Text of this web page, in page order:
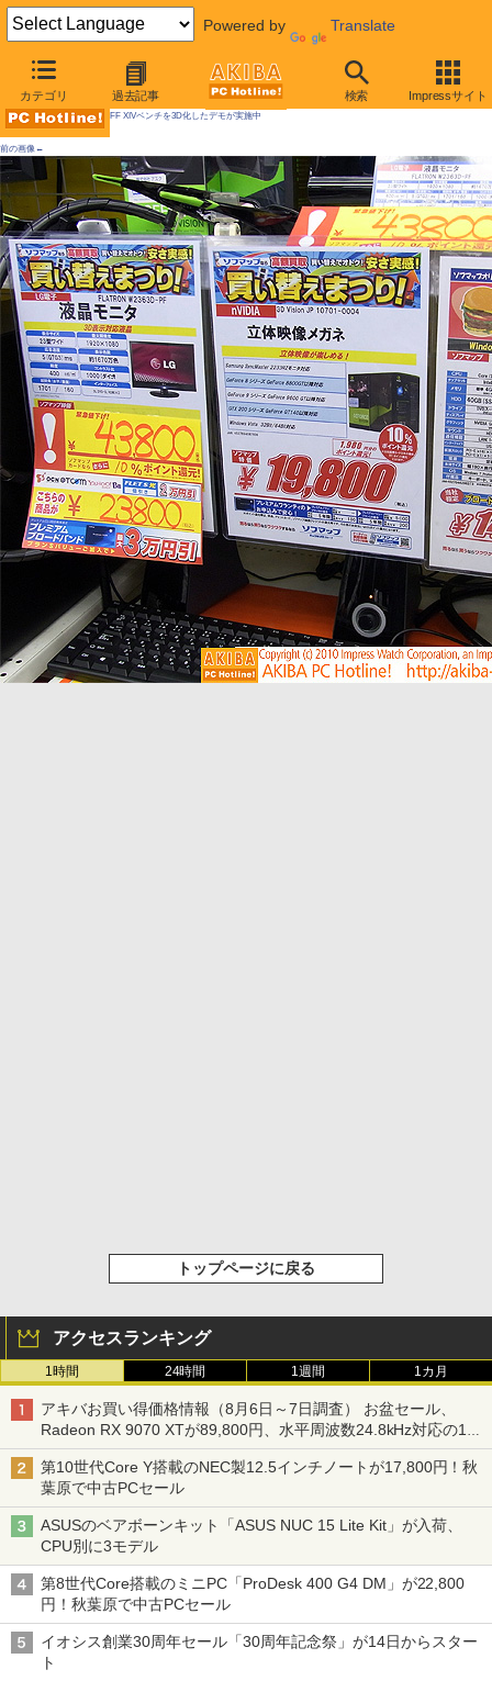
Powered by Translate
カテゴリ 過去記事 検索 Impressサイト
AKIBA PC Hotline! 2010年6月26日号
FF XIVベンチを3D化したデモが実施中
前の画像←
トップページに戻る
アクセスランキング
1時間 24時間 1週間 1カ月
アキバお買い得価格情報（8月6日～7日調査） お盆セール、
Radeon RX 9070 XTが89,800円、水平周波数24.8kHz対応の17
型モニターが9,801円、暑さ指数連動セール ほか
第10世代Core Y搭載のNEC製12.5インチノートが17,800円！秋
葉原で中古PCセール
ASUSのベアボーンキット「ASUS NUC 15 Lite Kit」が入荷、
CPU別に3モデル
第8世代Core搭載のミニPC「ProDesk 400 G4 DM」が22,800
円！秋葉原で中古PCセール
イオシス創業30周年セール「30周年記念祭」が14日からスター
ト